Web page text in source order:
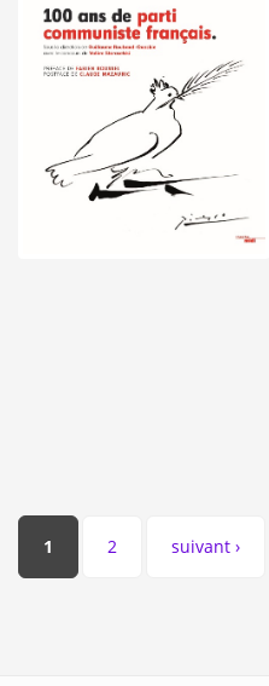
Pages
1 2 suivant ›